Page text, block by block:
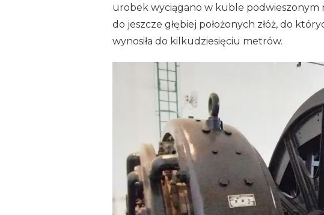
urobek wyciągano w kuble podwieszonym
do jeszcze głębiej położonych złóż, do
wynosiła do kilkudziesięciu metrów.